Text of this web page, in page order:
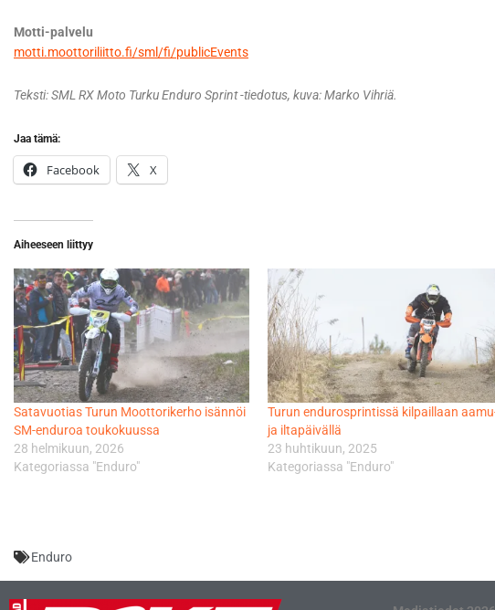
Motti-palvelu
motti.moottoriliitto.fi/sml/fi/publicEvents
Teksti: SML RX Moto Turku Enduro Sprint -tiedotus, kuva: Marko Vihriä.
Jaa tämä:
Facebook X
Aiheeseen liittyy
Satavuotias Turun Moottorikerho isännöi
SM-enduroa toukokuussa
28 helmikuun, 2026
Kategoriassa "Enduro"
Turun endurosprintissä kilpaillaan
ja iltapäivällä
23 huhtikuun, 2025
Kategoriassa "Enduro"
Enduro